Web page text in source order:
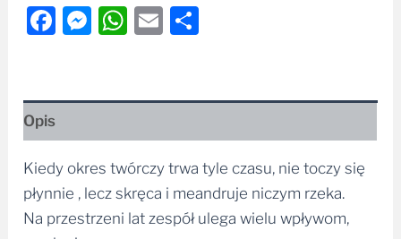
Facebook
Messenger
WhatsApp
Email
Opis
Kiedy okres twórczy trwa tyle czasu, nie toczy się
płynnie , lecz skręca i meandruje niczym rzeka.
Na przestrzeni lat zespół ulega wielu wpływom,